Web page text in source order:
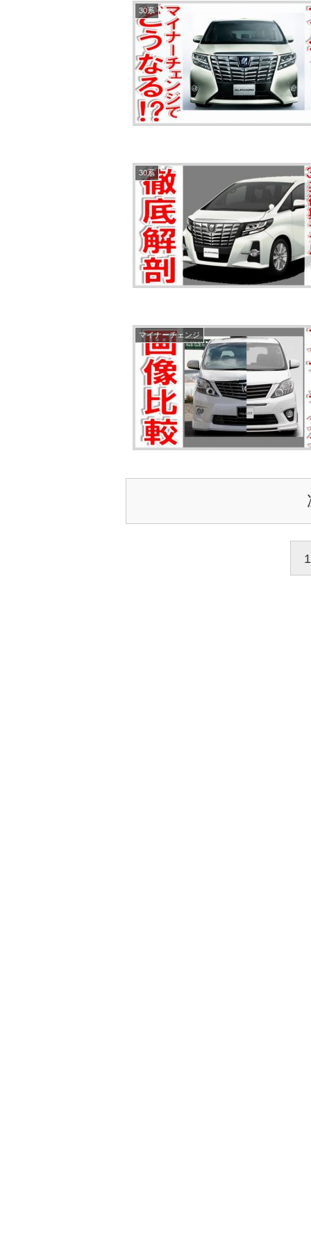
30系
30系
マイナーチェンジ
1